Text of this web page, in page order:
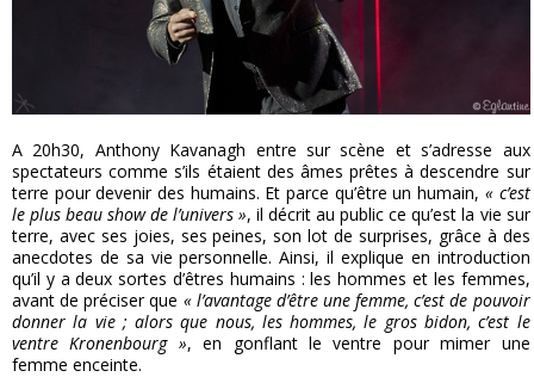
A 20h30, Anthony Kavanagh entre sur scène et s’adresse aux
spectateurs comme s’ils étaient des âmes prêtes à descendre sur
terre pour devenir des humains. Et parce qu’être un humain, « c’est
le plus beau show de l’univers », il décrit au public ce qu’est la vie sur
terre, avec ses joies, ses peines, son lot de surprises, grâce à des
anecdotes de sa vie personnelle. Ainsi, il explique en introduction
qu’il y a deux sortes d’êtres humains : les hommes et les femmes,
avant de préciser que « l’avantage d’être une femme, c’est de pouvoir
donner la vie ; alors que nous, les hommes, le gros bidon, c’est le
ventre Kronenbourg », en gonflant le ventre pour mimer une
femme enceinte.